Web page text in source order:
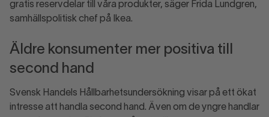
gratis reservdelar till våra produkter, säger Frida Lundgren,
samhällspolitisk chef på Ikea.
Äldre konsumenter mer positiva till
second hand
Svensk Handels Hållbarhetsundersökning visar på ett ökat
intresse att handla second hand. Även om de yngre handlar